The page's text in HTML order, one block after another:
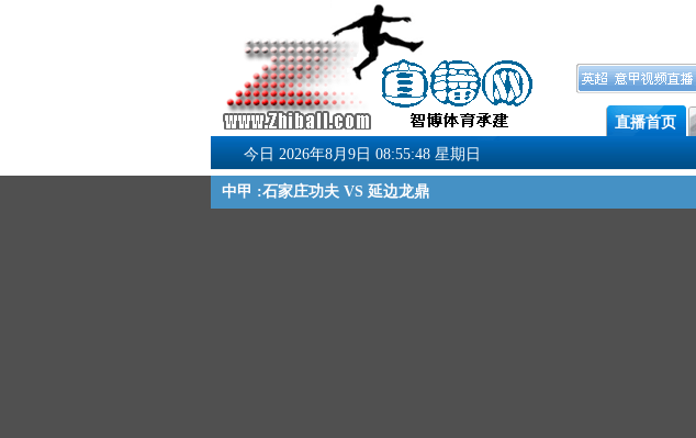
直播首页
今日 2026年8月9日 08:55:49 星期日
中甲 :石家庄功夫 VS 延边龙鼎